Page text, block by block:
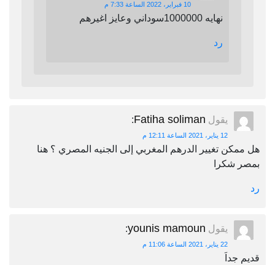
10 فبراير، 2022 الساعة 7:33 م
نهايه 1000000سوداني وعايز اغيرهم
رد
يقول Fatiha soliman
:
12 يناير، 2021 الساعة 12:11 م
هل ممكن تغيير الدرهم المغربي إلى الجنيه المصري ؟ هنا
بمصر شكرا
رد
يقول younis mamoun
:
22 يناير، 2021 الساعة 11:06 م
قديم جداَ